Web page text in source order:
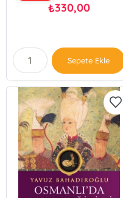
₺330,00
Sepete Ekle